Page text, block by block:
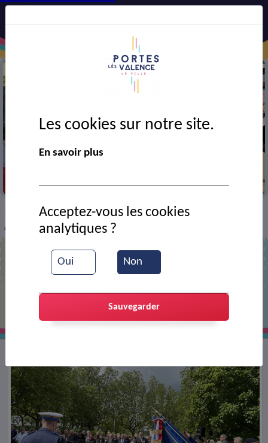
> VIE MUNICIPALE > Ressources documentaires
Cérémonie du 8 mai 1945
Les cookies sur notre site.
En savoir plus
Oui Non
Acceptez-vous les cookies
analytiques ?
Sauvegarder